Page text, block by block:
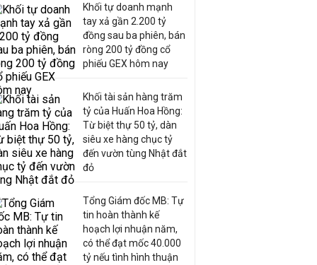
Khối tự doanh mạnh
tay xả gần 2.200 tỷ
đồng sau ba phiên, bán
ròng 200 tỷ đồng cổ
phiếu GEX hôm nay
Khối tài sản hàng trăm
tỷ của Huấn Hoa Hồng:
Từ biệt thự 50 tỷ, dàn
siêu xe hàng chục tỷ
đến vườn tùng Nhật đắt
đỏ
Tổng Giám đốc MB: Tự
tin hoàn thành kế
hoạch lợi nhuận năm,
có thể đạt mốc 40.000
tỷ nếu tình hình thuận